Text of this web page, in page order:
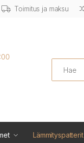
Toimitus ja maksu
Search
Lämmityspatterit